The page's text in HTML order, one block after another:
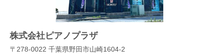
株式会社ピアノプラザ
〒278-0022 千葉県野田市山崎1604-2